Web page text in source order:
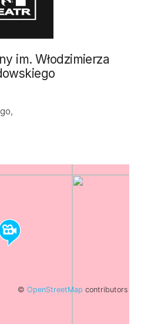
im. Włodzimierza
© OpenStreetMap contributors